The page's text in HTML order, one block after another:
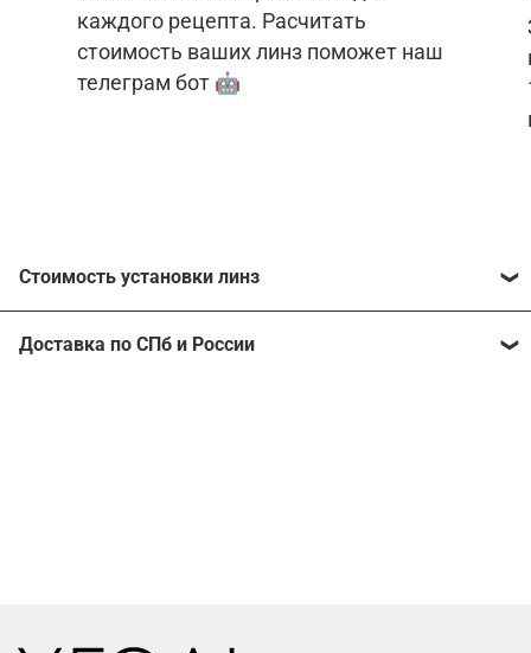
каждого рецепта. Расчитать
стоимость ваших линз поможет наш
телеграм бот 🤖
Стоимость установки линз
Расчитать стоимость ваших линз поможет
Доставка по СПб и России